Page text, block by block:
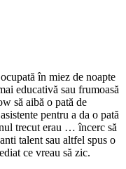
în miez de noapte
educativă sau frumoasă
să aibă o pată de
pentru a da o pată
trecut erau … încerc să
talent sau altfel spus o
ce vreau să zic.